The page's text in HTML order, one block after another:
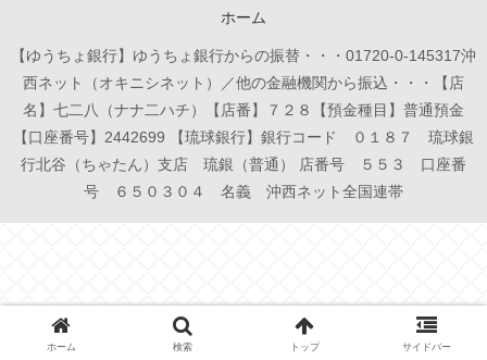
ホーム
【ゆうちょ銀行】ゆうちょ銀行からの振替・・・01720-0-145317沖
西ネット（オキニシネット）／他の金融機関から振込・・・【店
名】七二八（ナナ二ハチ）【店番】７２８【預金種目】普通預金
【口座番号】2442699 【琉球銀行】銀行コード ０１８７ 琉球銀
行北谷（ちゃたん）支店 琉銀（普通） 店番号 ５５３ 口座番
号 ６５０３０４ 名義 沖西ネット全国連帯
ホーム 検索 トップ サイドバー